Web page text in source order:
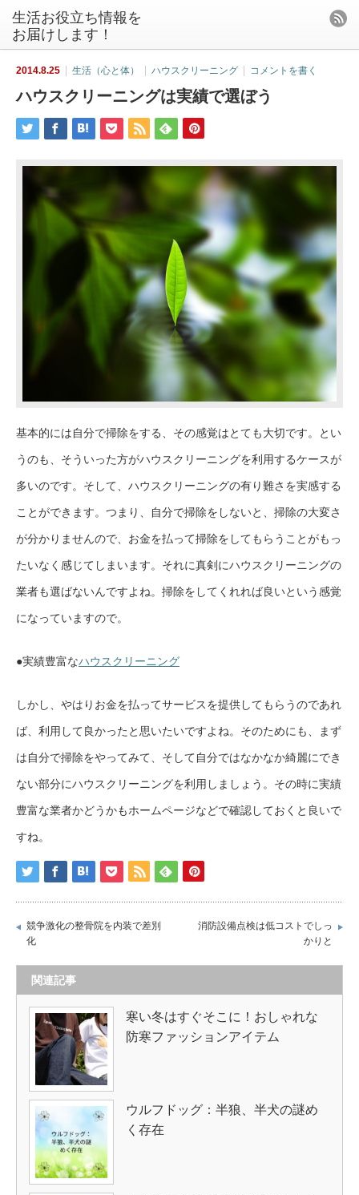
生活お役立ち情報を
お届けします！
2014.8.25 生活（心と体） ハウスクリーニング コメントを書く
ハウスクリーニングは実績で選ぼう
基本的には自分で掃除をする、その感覚はとても大切です。とい
うのも、そういった方がハウスクリーニングを利用するケースが
多いのです。そして、ハウスクリーニングの有り難さを実感する
ことができます。つまり、自分で掃除をしないと、掃除の大変さ
が分かりませんので、お金を払って掃除をしてもらうことがもっ
たいなく感じてしまいます。それに真剣にハウスクリーニングの
業者も選ばないんですよね。掃除をしてくれれば良いという感覚
になっていますので。
●実績豊富なハウスクリーニング
しかし、やはりお金を払ってサービスを提供してもらうのであれ
ば、利用して良かったと思いたいですよね。そのためにも、まず
は自分で掃除をやってみて、そして自分ではなかなか綺麗にでき
ない部分にハウスクリーニングを利用しましょう。その時に実績
豊富な業者かどうかもホームページなどで確認しておくと良いで
すね。
競争激化の整骨院を内装で差別
化
消防設備点検は低コストでしっ
かりと
関連記事
寒い冬はすぐそこに！おしゃれな
防寒ファッションアイテム
ウルフドッグ：半狼、半犬の謎め
く存在